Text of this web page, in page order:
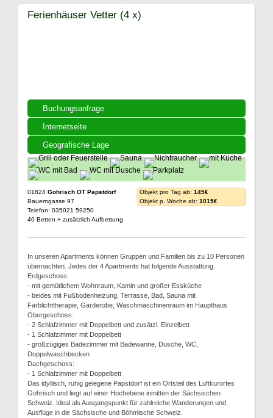
Buchungsanfrage
Internetseite
Geografische Lage
Ferienhäuser Vetter (4 x)
01824 Gohrisch OT Papstdorf
Bauerngasse 97
Telefon: 035021 59250
40 Betten + zusätzlich Aufbettung
Objekt pro Tag ab: 145€
Objekt p. Woche ab: 1015€
In unseren Apartments können Gruppen und Familien bis zu 10 Personen
übernachten. Jedes der 4 Apartments hat folgende Ausstattung.
Erdgeschoss:
- mit gemütlichem Wohnraum, Kamin und großer Essküche
- beides mit Fußbodenheizung, Terrasse, Bad, Sauna mit
Farblichttherapie, Garderobe, Waschmaschinenraum im Haupthaus
Obergeschoss:
- 2 Schlafzimmer mit Doppelbett und zusätzl. Einzelbett
- 1 Schlafzimmer mit Doppelbett
- großzügiges Badezimmer mit Badewanne, Dusche, WC,
Doppelwaschbecken
Dachgeschoss:
- 1 Schlafzimmer mit Doppelbett
Das idyllisch, ruhig gelegene Papstdorf ist ein Ortsteil des Luftkurortes
Gohrisch und liegt auf einer Hochebene inmitten der Sächsischen
Schweiz. Ideal als Ausgangspunkt für zahlreiche Wanderungen und
Ausflüge in die Sächsische und Böhmische Schweiz.